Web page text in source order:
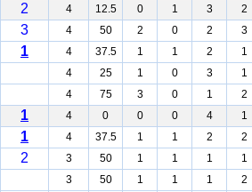
2 4 12.5 0 1 3
2
3 4 50 2 0 2
3
1 4 37.5 1 1 2
1
4 25 1 0 3
1
4 75 3 0 1
2
1 4 0 0 0 4
1
1 4 37.5 1 1 2
2
2 3 50 1 1 1
1
3 50 1 1 1
2